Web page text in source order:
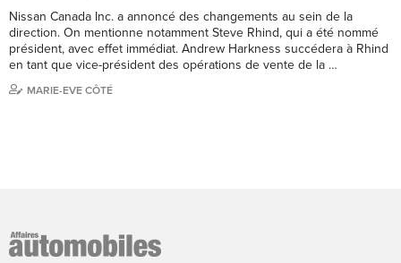
Nissan Canada Inc. a annoncé des changements au sein de la
direction. On mentionne notamment Steve Rhind, qui a été nommé
président, avec effet immédiat. Andrew Harkness succédera à Rhind
en tant que vice-président des opérations de vente de la …
MARIE-EVE CÔTÉ